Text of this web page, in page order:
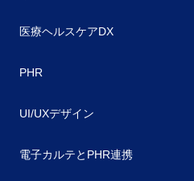
医療ヘルスケアDX
PHR
UI/UXデザイン
電子カルテとPHR連携